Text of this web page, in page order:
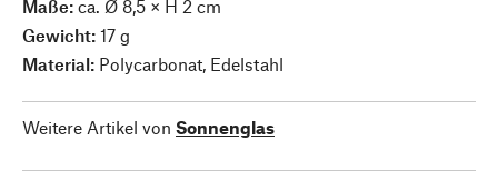
Maße: ca. Ø 8,5 × H 2 cm
Gewicht: 17 g
Material: Polycarbonat, Edelstahl
Weitere Artikel von Sonnenglas